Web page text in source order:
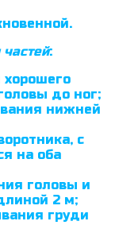
:
до ног;
нижней
с
на оба
головы и
2 м;
груди